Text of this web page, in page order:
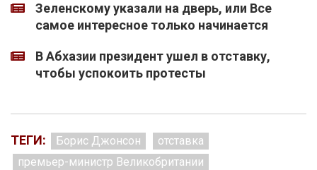
Зеленскому указали на дверь, или Все
самое интересное только начинается
В Абхазии президент ушел в отставку,
чтобы успокоить протесты
ТЕГИ: Борис Джонсон
отставка
премьер-министр Великобритании